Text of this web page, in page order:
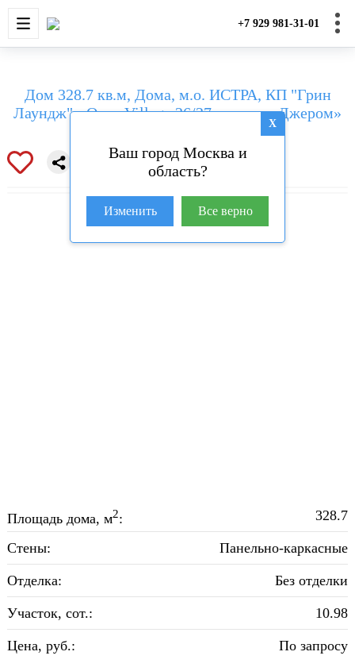
+7 929 981-31-01
НОВОСТРОЙКИ ДОМА И
X
Ваш город Москва и
область?
Изменить Все верно
Дом 328.7 кв.м, Дома, м.о. ИСТРА, КП "Грин
Лаундж" - Open Village 26/27, проект «Джером»
Площадь дома, м2: 328.7
Стены: Панельно-каркасные
Отделка: Без отделки
Участок, сот.: 10.98
Цена, руб.: По запросу